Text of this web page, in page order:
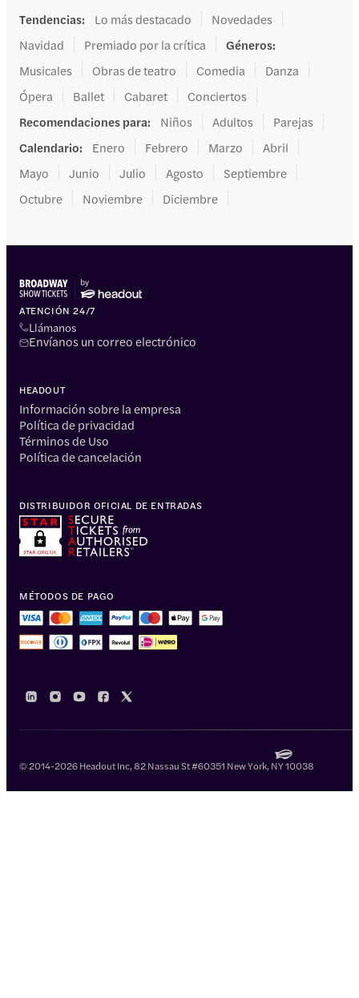
Tendencias: Lo más destacado
Novedades
Navidad
Premiado por la crítica Géneros:
Musicales
Obras de teatro Comedia
Danza
Ópera
Ballet Cabaret
Conciertos
Recomendaciones para: Niños Adultos
Parejas
Calendario: Enero Febrero Marzo
Abril
Mayo
Junio Julio Agosto
Septiembre
Octubre
Noviembre Diciembre
ATENCIÓN 24/7
Llámanos
Envíanos un correo electrónico
HEADOUT
Información sobre la empresa
Política de privacidad
Términos de Uso
Política de cancelación
MÉTODOS DE PAGO
DISTRIBUIDOR OFICIAL DE ENTRADAS
© 2014-2026 Headout Inc, 82 Nassau St #60351 New York, NY 10038